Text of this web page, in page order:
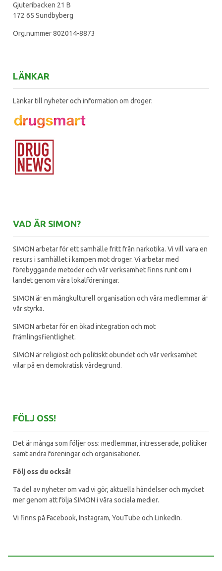
Gjuteribacken 21 B
172 65 Sundbyberg
Org.nummer 802014-8873
LÄNKAR
Länkar till nyheter och information om droger:
VAD ÄR SIMON?
SIMON arbetar för ett samhälle fritt från narkotika. Vi vill vara en
resurs i samhället i kampen mot droger. Vi arbetar med
förebyggande metoder och vår verksamhet finns runt om i
landet genom våra lokalföreningar.
SIMON är en mångkulturell organisation och våra medlemmar är
vår styrka.
SIMON arbetar för en ökad integration och mot
främlingsfientlighet.
SIMON är religiöst och politiskt obundet och vår verksamhet
vilar på en demokratisk värdegrund.
FÖLJ OSS!
Det är många som följer oss: medlemmar, intresserade, politiker
samt andra föreningar och organisationer.
Följ oss du också!
Ta del av nyheter om vad vi gör, aktuella händelser och mycket
mer genom att följa SIMON i våra sociala medier.
Vi finns på Facebook, Instagram, YouTube och LinkedIn.